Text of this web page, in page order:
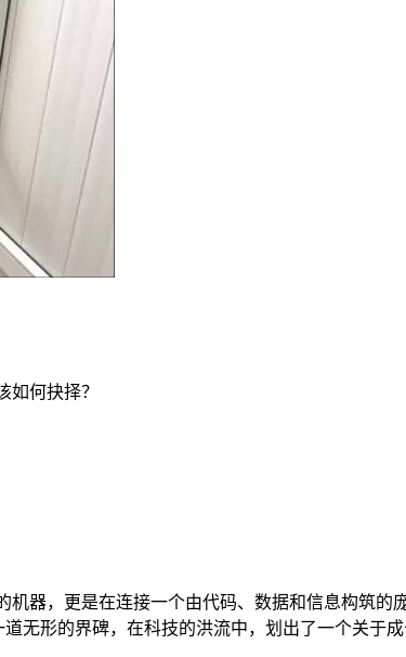
如何抉择？
机器，更是在连接一个由代码、数据和信息构筑
无形的界碑，在科技的洪流中，划出了一个关于成